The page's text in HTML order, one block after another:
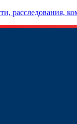
расследования,